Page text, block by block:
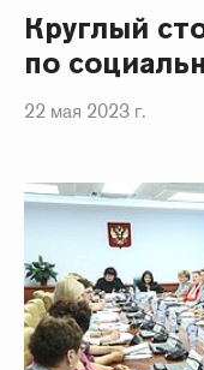
Круглый
по
22 мая 2023 г.